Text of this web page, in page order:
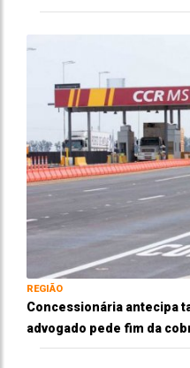
REGIÃO
Concessionária antecipa
advogado pede fim da